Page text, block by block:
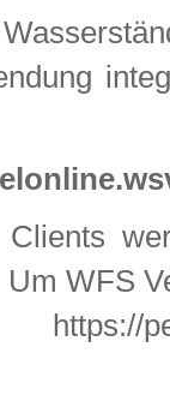
Clients
WFS